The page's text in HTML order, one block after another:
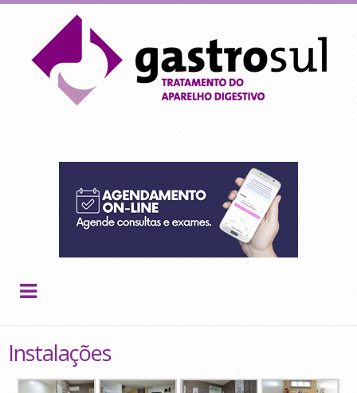
Instalações